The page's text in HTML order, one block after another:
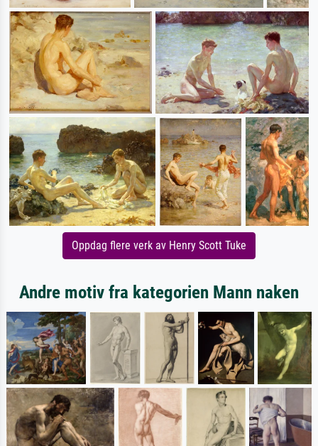
Oppdag flere verk av Henry Scott Tuke
Andre motiv fra kategorien Mann naken